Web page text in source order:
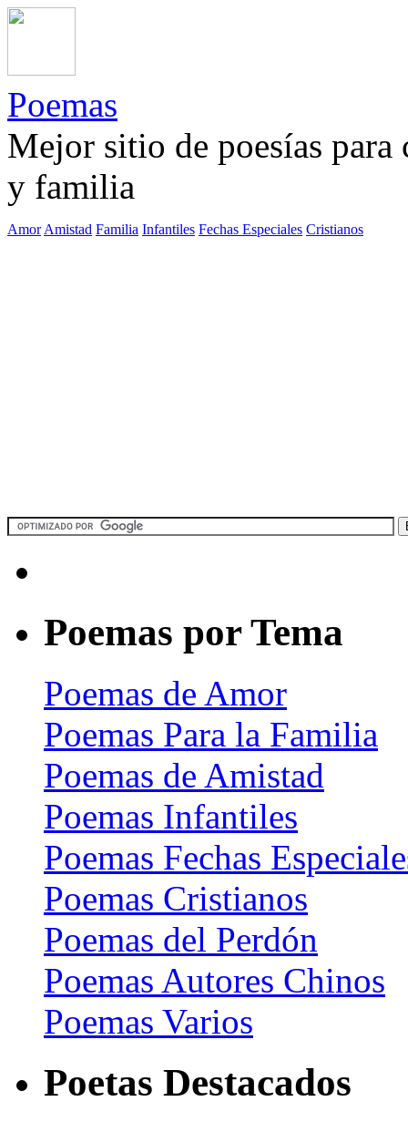
Poemas
Mejor sitio de poesías
y familia
Amor Amistad Familia Infantiles Fechas Especiales Cristianos
Poemas por Tema
Poemas de Amor
Poemas Para la Familia
Poemas de Amistad
Poemas Infantiles
Poemas Fechas
Poemas Cristianos
Poemas del Perdón
Poemas Autores Chinos
Poemas Varios
Poetas Destacados